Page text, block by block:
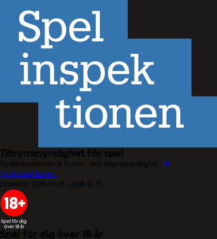
Tillsynsmyndighet för spel
Spelinspektionen är licens- och tillsynsmyndighet.Till
Spelinspektionen.
Licenstid: 2019-01-01 - 2028-12-31.
Spel för dig över 18 år